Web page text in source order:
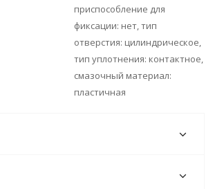
приспособление для
фиксации: нет, тип
отверстия: цилиндрическое,
тип уплотнения: контактное,
смазочный материал:
пластичная